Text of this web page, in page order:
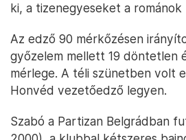
ki, a tizenegyeseket a
Az edző 90 mérkőzésen
győzelem mellett 19 döntetlen
mérlege. A téli szünetben volt
Honvéd vezetőedző legyen.
Szabó a Partizan Belgrádban